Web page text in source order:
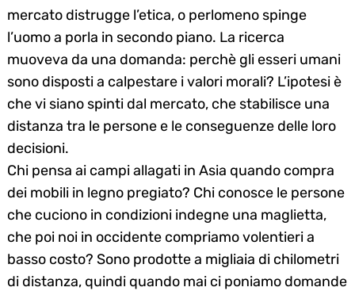
mercato distrugge l’etica, o perlomeno spinge
l’uomo a porla in secondo piano. La ricerca
muoveva da una domanda: perchè gli esseri umani
sono disposti a calpestare i valori morali? L’ipotesi è
che vi siano spinti dal mercato, che stabilisce una
distanza tra le persone e le conseguenze delle loro
decisioni.
Chi pensa ai campi allagati in Asia quando compra
dei mobili in legno pregiato? Chi conosce le persone
che cuciono in condizioni indegne una maglietta,
che poi noi in occidente compriamo volentieri a
basso costo? Sono prodotte a migliaia di chilometri
di distanza, quindi quando mai ci poniamo domande